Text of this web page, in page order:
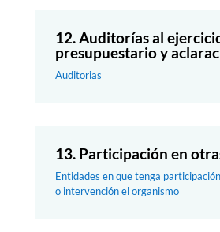
12. Auditorías al
presupuestario y
Auditorias
13. Participación en
Entidades en que tenga
o intervención el organismo